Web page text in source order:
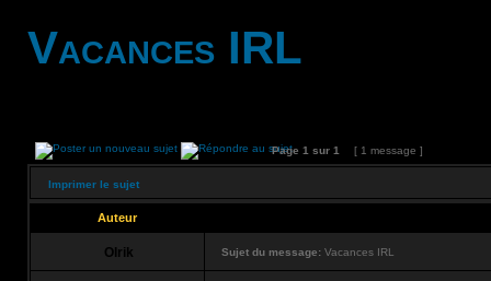
Vacances IRL
Page 1 sur 1 [ 1 message ]
Imprimer le sujet
Auteur
Olrik Sujet du message: Vacances IRL